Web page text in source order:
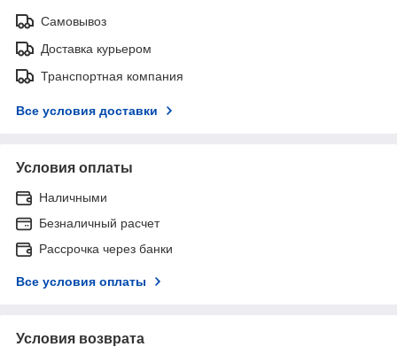
Самовывоз
Доставка курьером
Транспортная компания
Все условия доставки
Условия оплаты
Наличными
Безналичный расчет
Рассрочка через банки
Все условия оплаты
Условия возврата